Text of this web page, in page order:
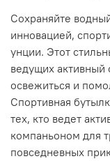
Сохраняйте
инновацией,
унции. Этот
ведущих
освежиться и
Спортивная
тех, кто ведет
компаньоном для
повседневных